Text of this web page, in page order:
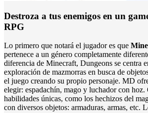
Destroza a tus enemigos en un
RPG
Lo primero que notará el jugador es que
pertenece a un género completamente
diferencia de Minecraft, Dungeons se centra
exploración de mazmorras en busca de
el juego creando su propio personaje. MD
elegir: espadachín, mago y luchador con hoz.
habilidades únicas, como los hechizos del
con diversos objetos: armaduras, armas, etc.